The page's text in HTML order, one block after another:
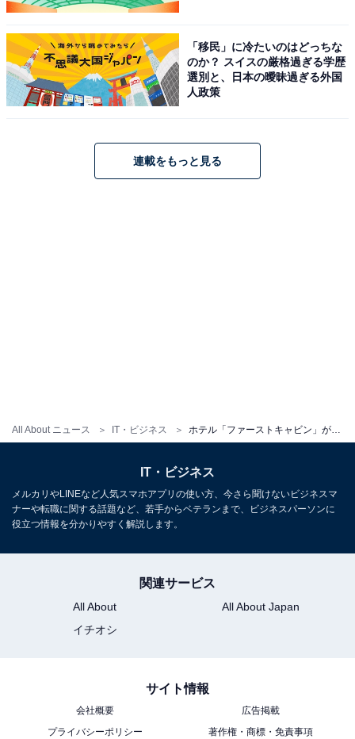
All About ニュース IT・ビジネス
「ファーストクラスキャビン」は広さ4.4㎡あり、黒いパネルは夜行列車の
窓をイメージ。セミダブルサイズのベッド、32インチテレビなど必要な設
まるで夜行列車に乗って旅をする気分が味わえる。さら
「移民」に冷たいのはどっちな
のか？ スイスの厳格過ぎる学歴
選別と、日本の曖昧過ぎる外国
人政策
連載をもっと見る
IT・ビジネス
メルカリやLINEなど人気スマホアプリの使い方、今さら聞けないビジネスマ
ナーや転職に関する話題など、若手からベテランまで、ビジネスパーソンに
役立つ情報を分かりやすく解説します。
関連サービス
All About
All About Japan
イチオシ
サイト情報
会社概要
広告掲載
プライバシーポリシー
著作権・商標・免責事項